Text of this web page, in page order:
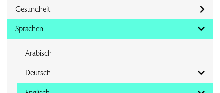
Gesundheit
Sprachen
Arabisch
Deutsch